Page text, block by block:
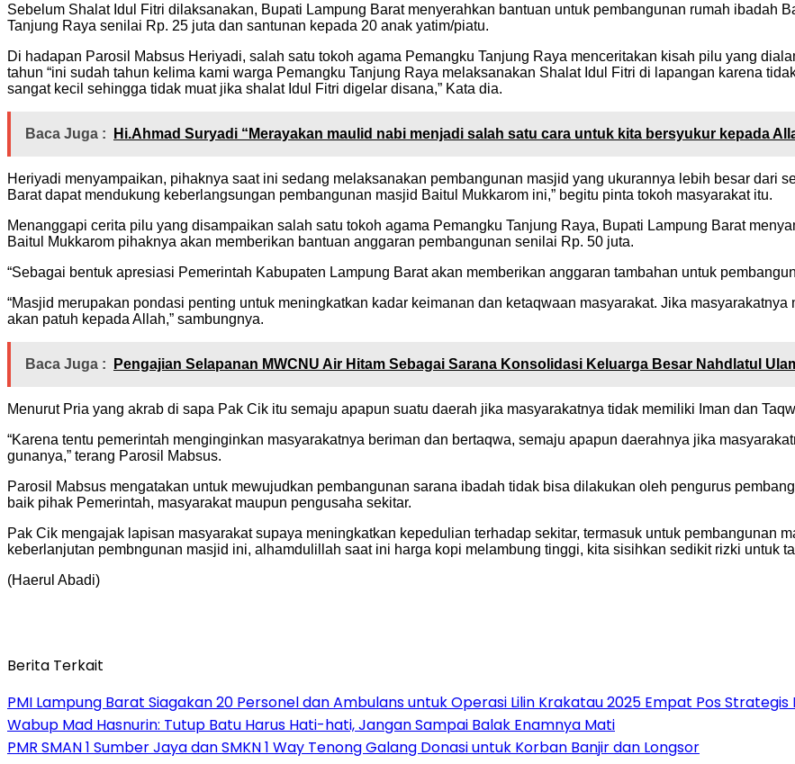
Sebelum Shalat Idul Fitri dilaksanakan, Bupati Lampung Barat menyerahkan bantuan untuk pembangunan rumah ibadah
Tanjung Raya senilai Rp. 25 juta dan santunan kepada 20 anak yatim/piatu.
Di hadapan Parosil Mabsus Heriyadi, salah satu tokoh agama Pemangku Tanjung Raya menceritakan kisah pilu yang
tahun “ini sudah tahun kelima kami warga Pemangku Tanjung Raya melaksanakan Shalat Idul Fitri di lapangan karena
sangat kecil sehingga tidak muat jika shalat Idul Fitri digelar disana,” Kata dia.
Baca Juga : Hi.Ahmad Suryadi “Merayakan maulid nabi menjadi salah satu cara untuk kita bersyukur kepada
Heriyadi menyampaikan, pihaknya saat ini sedang melaksanakan pembangunan masjid yang ukurannya lebih besar dari
Barat dapat mendukung keberlangsungan pembangunan masjid Baitul Mukkarom ini,” begitu pinta tokoh masyarakat itu.
Menanggapi cerita pilu yang disampaikan salah satu tokoh agama Pemangku Tanjung Raya, Bupati Lampung Barat
Baitul Mukkarom pihaknya akan memberikan bantuan anggaran pembangunan senilai Rp. 50 juta.
“Sebagai bentuk apresiasi Pemerintah Kabupaten Lampung Barat akan memberikan anggaran tambahan untuk
“Masjid merupakan pondasi penting untuk meningkatkan kadar keimanan dan ketaqwaan masyarakat. Jika
akan patuh kepada Allah,” sambungnya.
Baca Juga : Pengajian Selapanan MWCNU Air Hitam Sebagai Sarana Konsolidasi Keluarga Besar Nahdlatul
Menurut Pria yang akrab di sapa Pak Cik itu semaju apapun suatu daerah jika masyarakatnya tidak memiliki Iman dan
“Karena tentu pemerintah menginginkan masyarakatnya beriman dan bertaqwa, semaju apapun daerahnya jika
gunanya,” terang Parosil Mabsus.
Parosil Mabsus mengatakan untuk mewujudkan pembangunan sarana ibadah tidak bisa dilakukan oleh pengurus
baik pihak Pemerintah, masyarakat maupun pengusaha sekitar.
Pak Cik mengajak lapisan masyarakat supaya meningkatkan kepedulian terhadap sekitar, termasuk untuk pembangunan
keberlanjutan pembngunan masjid ini, alhamdulillah saat ini harga kopi melambung tinggi, kita sisihkan sedikit rizki untuk
(Haerul Abadi)
Berita Terkait
PMI Lampung Barat Siagakan 20 Personel dan Ambulans untuk Operasi Lilin Krakatau 2025 Empat Pos
Wabup Mad Hasnurin: Tutup Batu Harus Hati-hati, Jangan Sampai Balak Enamnya Mati
PMR SMAN 1 Sumber Jaya dan SMKN 1 Way Tenong Galang Donasi untuk Korban Banjir dan Longsor